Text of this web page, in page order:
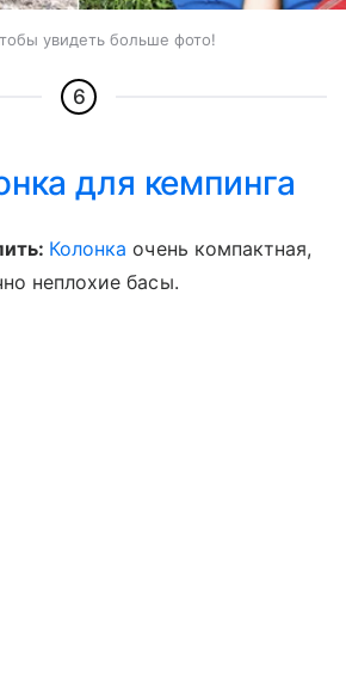
увидеть больше фото!
6
для кемпинга
Колонка очень компактная,
неплохие басы.